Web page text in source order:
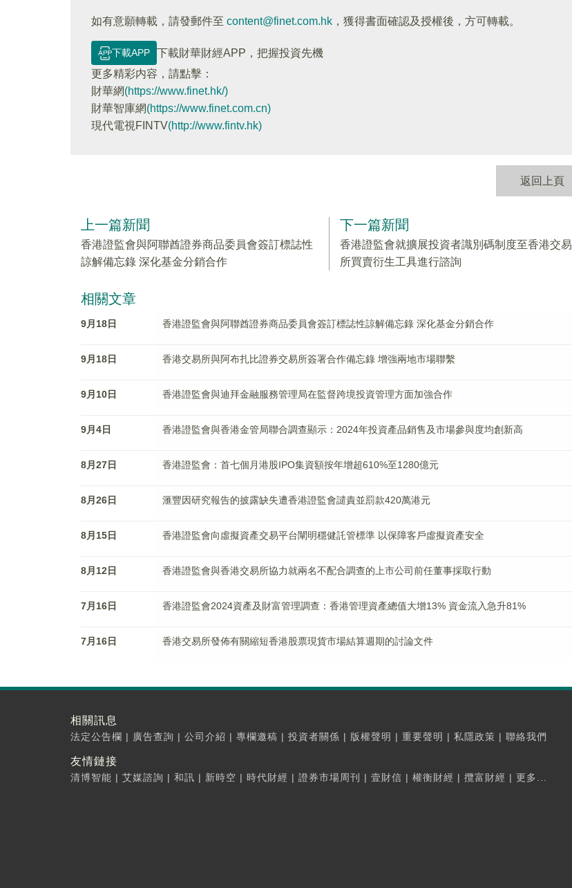
如有意願轉載，請發郵件至 content@finet.com.hk ，獲得書面確認及授權後，方可轉載。
下載APP
下載財華財經APP，把握投資先機
更多精彩内容，請點擊：
財華網(https://www.finet.hk/)
財華智庫網(https://www.finet.com.cn)
現代電視FINTV(http://www.fintv.hk)
返回上頁
上一篇新聞
香港證監會與阿聯酋證券商品委員會簽訂標誌性
諒解備忘錄 深化基金分銷合作
下一篇新聞
香港證監會就擴展投資者識別碼制度至香港交易
所買賣衍生工具進行諮詢
相關文章
9月18日 香港證監會與阿聯酋證券商品委員會簽訂標誌性諒解備忘錄 深化基金分銷合作
9月18日 香港交易所與阿布扎比證券交易所簽署合作備忘錄 增強兩地市場聯繫
9月10日 香港證監會與迪拜金融服務管理局在監督跨境投資管理方面加強合作
9月4日 香港證監會與香港金管局聯合調查顯示：2024年投資產品銷售及市場參與度均創新高
8月27日 香港證監會：首七個月港股IPO集資額按年增超610%至1280億元
8月26日 滙豐因研究報告的披露缺失遭香港證監會譴責並罰款420萬港元
8月15日 香港證監會向虛擬資產交易平台闡明穩健託管標準 以保障客戶虛擬資產安全
8月12日 香港證監會與香港交易所協力就兩名不配合調查的上市公司前任董事採取行動
7月16日 香港證監會2024資產及財富管理調查：香港管理資產總值大增13% 資金流入急升81%
7月16日 香港交易所發佈有關縮短香港股票現貨市場結算週期的討論文件
相關訊息
法定公告欄 | 廣告查詢 | 公司介紹 | 專欄邀稿 | 投資者關係 | 版權聲明 | 重要聲明 | 私隱政策 | 聯絡我們
友情鏈接
清博智能 | 艾媒諮詢 | 和訊 | 新時空 | 時代財經 | 證券市場周刊 | 壹財信 | 權衡財經 | 攬富財經 | 更多...